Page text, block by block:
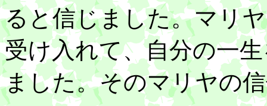
ると信じました。マリ
受け入れて、自分の一
ました。そのマリヤの